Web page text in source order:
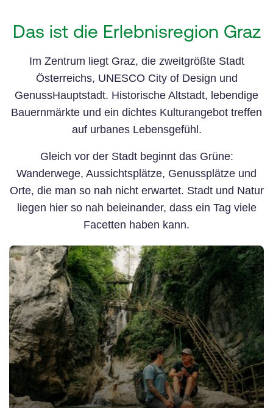
Das ist die Erlebnisregion Graz
Im Zentrum liegt Graz, die zweitgrößte Stadt
Österreichs, UNESCO City of Design und
GenussHauptstadt. Historische Altstadt, lebendige
Bauernmärkte und ein dichtes Kulturangebot treffen
auf urbanes Lebensgefühl.
Gleich vor der Stadt beginnt das Grüne:
Wanderwege, Aussichtsplätze, Genussplätze und
Orte, die man so nah nicht erwartet. Stadt und Natur
liegen hier so nah beieinander, dass ein Tag viele
Facetten haben kann.